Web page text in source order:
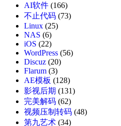
AI软件 (166)
不止代码 (73)
Linux (25)
NAS (6)
iOS (22)
WordPress (56)
Discuz (20)
Flarum (3)
AE模板 (128)
影视后期 (131)
完美解码 (62)
视频压制转码 (48)
第九艺术 (34)